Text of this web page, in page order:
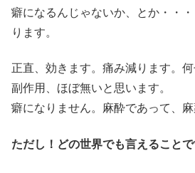
癖になるんじゃないか、とか・・
ります。
正直、効きます。痛み減ります。何
副作用、ほぼ無いと思います。
癖になりません。麻酔であって、麻
ただし！どの世界でも言えることで